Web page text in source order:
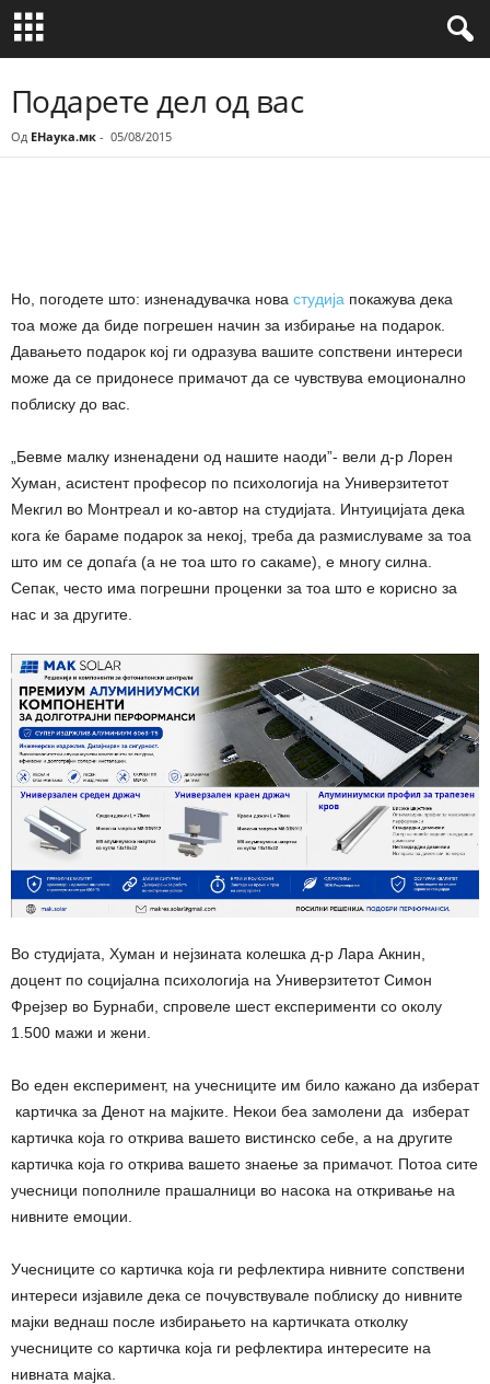
Подарете дел од вас
Од ЕНаука.мк - 05/08/2015
Но, погодете што: изненадувачка нова студија покажува дека
тоа може да биде погрешен начин за избирање на подарок.
Давањето подарок кој ги одразува вашите сопствени интереси
може да се придонесе примачот да се чувствува емоционално
поблиску до вас.
„Бевме малку изненадени од нашите наоди”- вели д-р Лорен
Хуман, асистент професор по психологија на Универзитетот
Мекгил во Монтреал и ко-автор на студијата. Интуицијата дека
кога ќе бараме подарок за некој, треба да размислуваме за тоа
што им се допаѓа (а не тоа што го сакаме), е многу силна.
Сепак, често има погрешни проценки за тоа што е корисно за
нас и за другите.
Во студијата, Хуман и нејзината колешка д-р Лара Aкнин,
доцент по социјална психологија на Универзитетот Симон
Фрејзер во Бурнаби, спровеле шест експерименти со околу
1.500 мажи и жени.
Во еден експеримент, на учесниците им било кажано да изберат
картичка за Денот на мајките. Некои беа замолени да изберат
картичка која го открива вашето вистинско себе, а на другите
картичка која го открива вашето знаење за примачот. Потоа сите
учесници пополниле прашалници во насока на откривање на
нивните емоции.
Учесниците со картичка која ги рефлектира нивните сопствени
интереси изјавиле дека се почувствувале поблиску до нивните
мајки веднаш после избирањето на картичката отколку
учесниците со картичка која ги рефлектира интересите на
нивната мајка.